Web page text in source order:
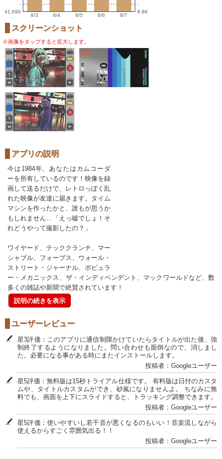
-
41,690
8/3 8/4 8/5 8/6 8/7
-
8.8K
スクリーンショット
※画像をタップすると拡大します。
アプリの説明
今は1984年、あなたはカムコーダ
ーを所有しているのです！映像を録
画して送るだけで、レトロっぽく乱
れた映像が友達に届きます。タイム
マシンを作ったかと、誰もが思うか
もしれません…「えっ嘘でしょ！そ
れどうやって撮影したの？」
ワイヤード、テッククランチ、マー
シャブル、フォーブス、ウォール・
ストリート・ジャーナル、ポピュラ
ー・メカニックス、ザ・インディペンデント、マックワールドなど、数
多くの雑誌や新聞で絶賛されています！
説明の続きを表示
ユーザーレビュー
星3評価：このアプリに通信制限かけていたらタイトルが出た後、強
制終了するようになりました。問い合わせも面倒なので、消しまし
た。必要になる事がある時にまたインストールします。
投稿者：Googleユーザー
星5評価：無料版は15秒トライアル仕様です。 有料版は日付のカスタ
ムや、タイトルカスタムができ、砂嵐になりませんよ。 ちなみに無
料でも、画面を上下にスライドすると、トラッキング調整できます。
投稿者：Googleユーザー
星5評価：使いやすいし若干音が悪くなるのもいい！音楽流しながら
使えるからすごく雰囲気出る！！
投稿者：Googleユーザー